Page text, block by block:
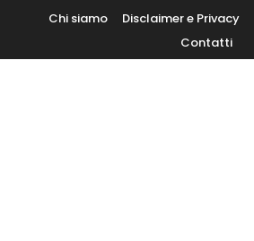
Content
Chi siamo Disclaimer e Privacy
Contatti